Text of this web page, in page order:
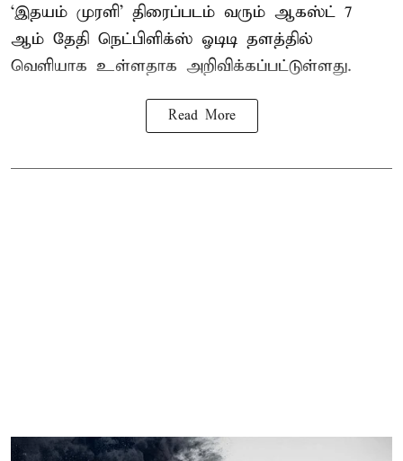
‘இதயம் முரளி’ திரைப்படம் வரும் ஆகஸ்ட் 7
ஆம் தேதி நெட்பிளிக்ஸ் ஓடிடி தளத்தில்
வெளியாக உள்ளதாக அறிவிக்கப்பட்டுள்ளது.
Read More